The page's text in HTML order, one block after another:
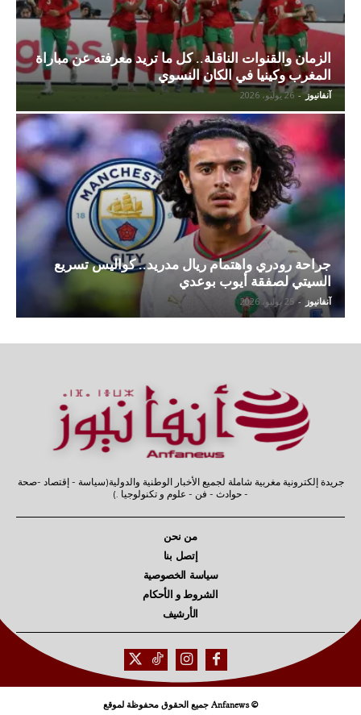
الزمان والقنوات الناقلة.. كل ما تريد معرفته عن مباراة
المغرب وكينيا في الكان النسوي
آنفانيوز - 26 يوليو، 2026
جراحة رودري واهتمام ريال مدريد.. كواليس تسريع
السيتي لصفقة أيوب بوعدي
آنفانيوز - 25 يوليو، 2026
جريدة إلكترونية مغربية شاملة لجميع الأخبار الوطنية والدولية(سياسة - إقتصاد -صحة
- حوادث - فن - علوم و تكنولوجيا .)
من نحن
إتصل بنا
سياسة الخصوصية
الشروط و الأحكام
الأرشيف
© Anfanews جميع الحقوق محفوظة لموقع